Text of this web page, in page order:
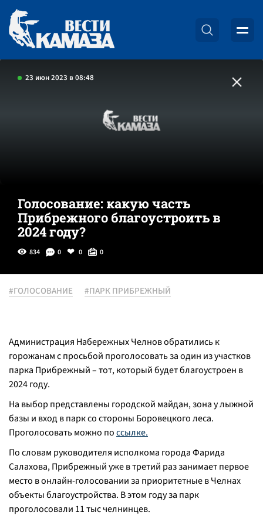
23 июн 2023 в 08:48
Голосование: какую часть
Прибрежного благоустроить в
2024 году?
834 0 0 0
#ГОЛОСОВАНИЕ #ПАРК ПРИБРЕЖНЫЙ
Администрация Набережных Челнов обратились к
горожанам с просьбой проголосовать за один из участков
парка Прибрежный – тот, который будет благоустроен в
2024 году.
На выбор представлены городской майдан, зона у лыжной
базы и вход в парк со стороны Боровецкого леса.
Проголосовать можно поссылке.
По словам руководителя исполкома города Фарида
Салахова, Прибрежный уже в третий раз занимает первое
место в онлайн-голосовании за приоритетные в Челнах
объекты благоустройства. В этом году за парк
проголосовали 11 тыс челнинцев.